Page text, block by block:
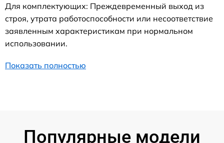
Для комплектующих: Преждевременный выход из
строя, утрата работоспособности или несоответствие
заявленным характеристикам при нормальном
использовании.
Показать полностью
Популярные модели